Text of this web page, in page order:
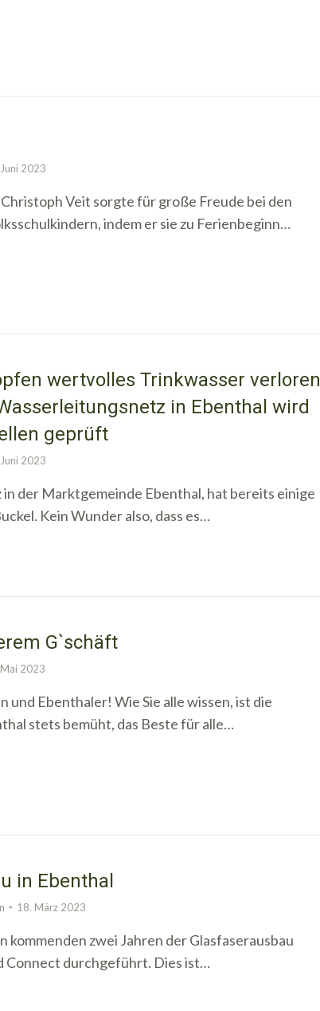
2023
Veit sorgte für große Freude bei den
indem er sie zu Ferienbeginn…
wertvolles Trinkwasser verloren
in Ebenthal wird
geprüft
2023
der Marktgemeinde Ebenthal, hat bereits einige
Kein Wunder also, dass es…
G`schäft
2023
und Ebenthaler! Wie Sie alle wissen, ist die
stets bemüht, das Beste für alle…
in Ebenthal
18. März 2023
kommenden zwei Jahren der Glasfaserausbau
Connect durchgeführt. Dies ist…